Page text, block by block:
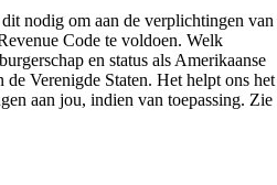
nodig om aan de verplichtingen van
Code te voldoen. Welk
en status als Amerikaanse
Verenigde Staten. Het helpt ons het
aan jou, indien van toepassing. Zie